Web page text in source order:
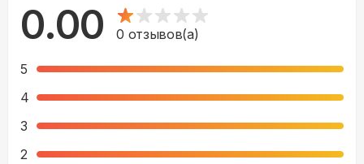
0.00 0 отзывов(а)
5
4
3
2